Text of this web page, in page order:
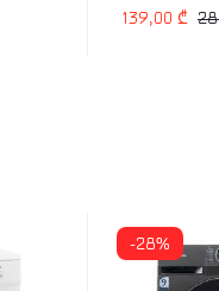
139,00 ₾
-28%